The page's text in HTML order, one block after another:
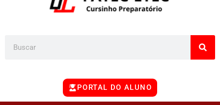
PORTAL DO ALUNO